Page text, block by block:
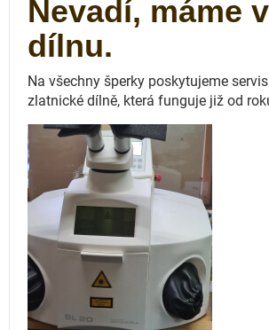
Nevadí, máme
dílnu.
Na všechny šperky poskytujeme
zlatnické dílně, která funguje již od